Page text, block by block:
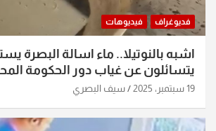
فديوغراف فيديوهات
اشبه بالنوتيلا.. ماء اسالة البصرة
يتسائلون عن غياب دور الحكومة
19 سبتمبر، 2025 سيف البصري